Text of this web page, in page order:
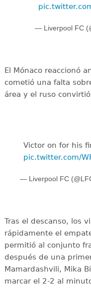
— Liverpool FC
El Mónaco reaccionó
cometió una falta
área y el ruso
Victor on for his
pic.twitter.com/
— Liverpool FC
Tras el descanso, los
rápidamente el
permitió al conjunto
después de una
Mamardashvili, Mika
marcar el 2-2 al